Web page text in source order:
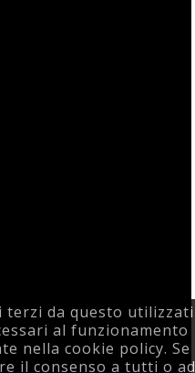
da questo utilizzati
al funzionamento
nella cookie policy. Se
il consenso a tutti o ad